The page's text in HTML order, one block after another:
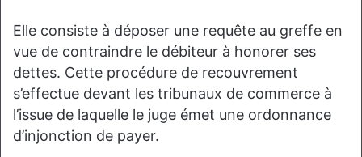
Elle consiste à déposer une requête au greffe en
vue de contraindre le débiteur à honorer ses
dettes. Cette procédure de recouvrement
s’effectue devant les tribunaux de commerce à
l’issue de laquelle le juge émet une ordonnance
d’injonction de payer.